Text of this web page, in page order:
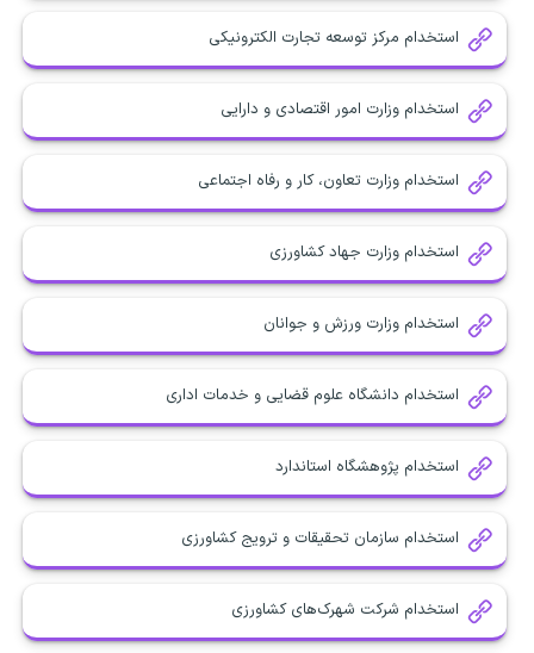
استخدام مرکز توسعه تجارت الکترونیکی
استخدام وزارت امور اقتصادی و دارایی
استخدام وزارت تعاون، کار و رفاه اجتماعی
استخدام وزارت جهاد کشاورزی
استخدام وزارت ورزش و جوانان
استخدام دانشگاه علوم قضایی و خدمات اداری
استخدام پژوهشگاه استاندارد
استخدام سازمان تحقیقات و ترویج کشاورزی
استخدام شرکت شهرک‌های کشاورزی